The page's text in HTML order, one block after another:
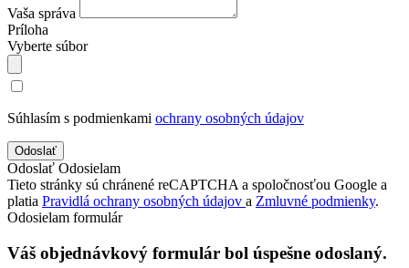
Vaša správa
Príloha
Vyberte súbor
Súhlasím s podmienkami ochrany osobných údajov
Odoslať Odosielam
Tieto stránky sú chránené reCAPTCHA a spoločnosťou Google a
platia Pravidlá ochrany osobných údajov a Zmluvné podmienky.
Odosielam formulár
Váš objednávkový formulár bol úspešne odoslaný.